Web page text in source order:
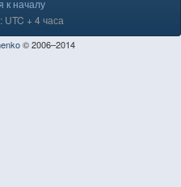
к началу
UTC + 4 часа
© 2006–2014